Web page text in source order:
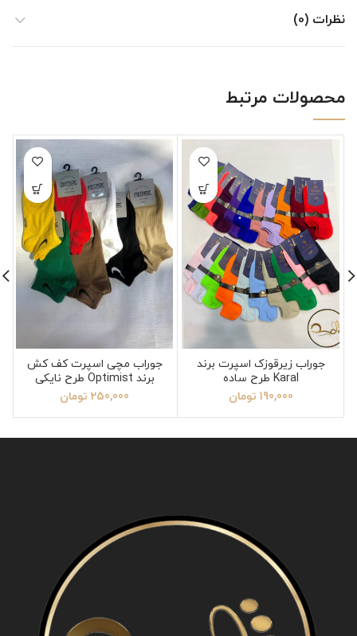
نظرات (0)
محصولات مرتبط
جوراب زیرقوزک اسپرت برند
Karal طرح ساده
190,000 تومان
جوراب مچی اسپرت کف کش
برند Optimist طرح نایکی
250,000 تومان